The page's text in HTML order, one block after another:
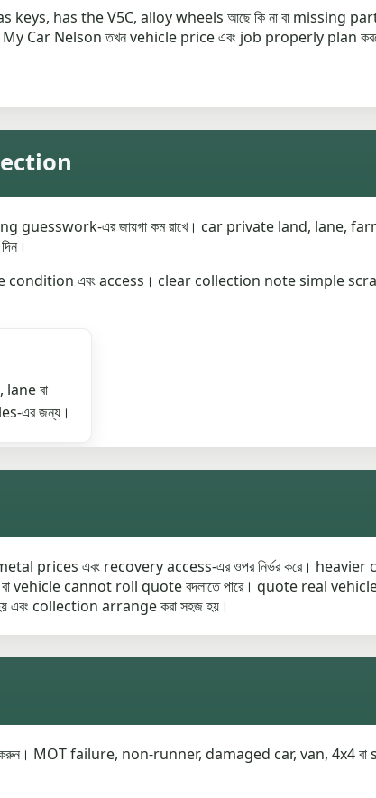
has the V5C, alloy wheels আছে কি না বা missing
Car Nelson তখন vehicle price এবং job properly plan
এর জায়গা কম রাখে। car private land, lane,
condition এবং access। clear collection note simple
বা
এর জন্য।
এবং recovery access-এর ওপর নির্ভর করে। heavier
vehicle cannot roll quote বদলাতে পারে। quote real
এবং collection arrange করা সহজ হয়।
MOT failure, non-runner, damaged car, van, 4x4 বা